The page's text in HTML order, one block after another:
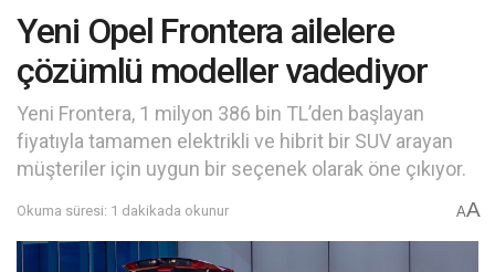
Yeni Opel Frontera ailelere
çözümlü modeller vadediyor
Yeni Frontera, 1 milyon 386 bin TL’den başlayan
fiyatıyla tamamen elektrikli ve hibrit bir SUV arayan
müşteriler için uygun bir seçenek olarak öne çıkıyor.
Okuma süresi: 1 dakikada okunur AA